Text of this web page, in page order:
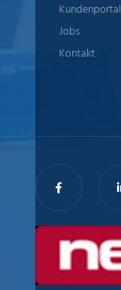
Kundenportal
Jobs
Kontakt